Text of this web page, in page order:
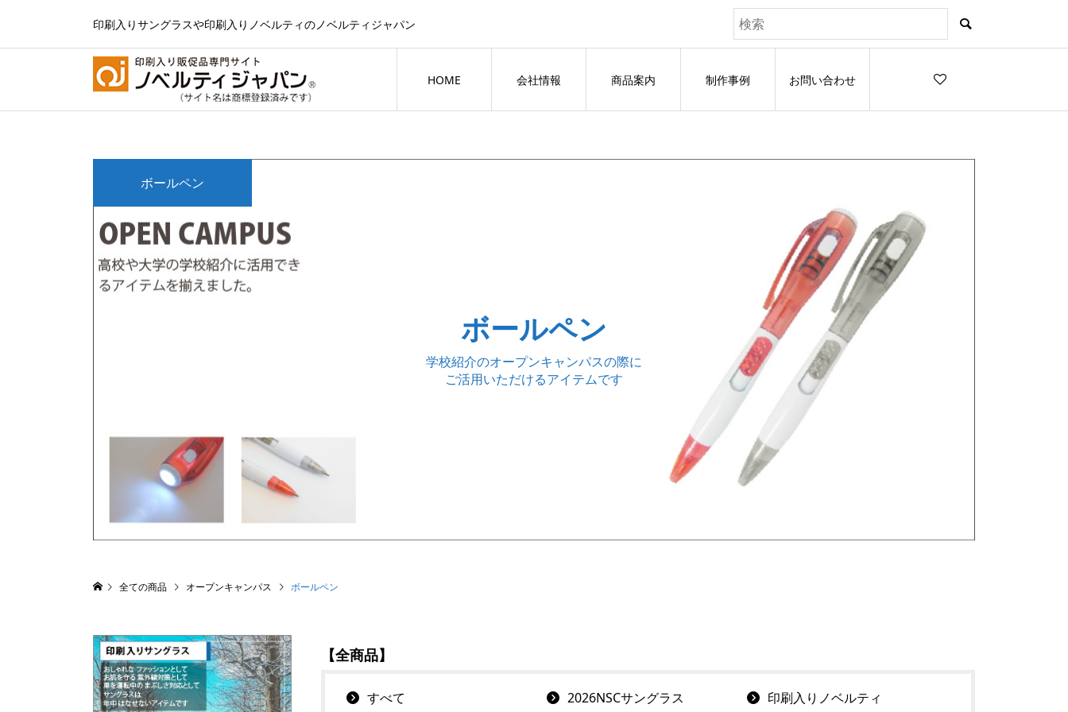
印刷入りサングラスや印刷入りノベルティのノベルティジャパン
HOME 会社情報 商品案内 制作事例 お問い合わせ
ボールペン
学校紹介のオープンキャンパスの際に
ご活用いただけるアイテムです
ボールペン
全ての商品 オープンキャンパス ボールペン
【全商品】
すべて 2026NSCサングラス 印刷入りノベルティ